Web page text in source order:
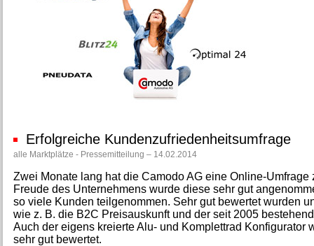
Erfolgreiche Kundenzufriedenheitsumfrage
alle Marktplätze - Pressemitteilung – 14.02.2014
Zwei Monate lang hat die Camodo AG eine Online-
Freude des Unternehmens wurde diese sehr gut
so viele Kunden teilgenommen. Sehr gut bewertet wurden
wie z. B. die B2C Preisauskunft und der seit 2005
Auch der eigens kreierte Alu- und Komplettrad
sehr gut bewertet.